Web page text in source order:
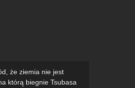
że ziemia nie jest
którą biegnie Tsubasa